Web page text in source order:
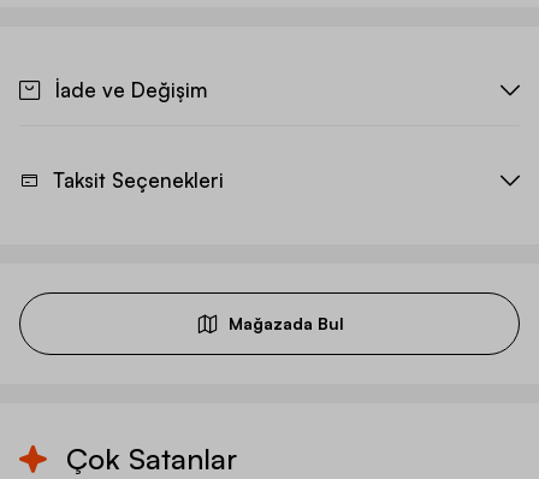
İade ve Değişim
Taksit Seçenekleri
Mağazada Bul
Çok Satanlar